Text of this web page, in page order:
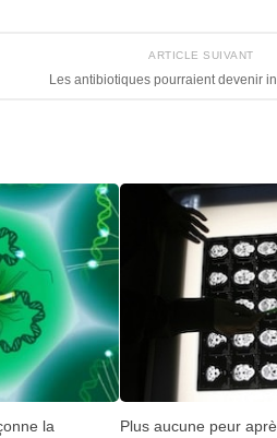
ARTICLE SUIVANT
Les antibiotiques pourraient devenir
la
Plus aucune peur